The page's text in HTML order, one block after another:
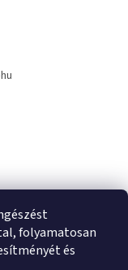
folyamatosan
és